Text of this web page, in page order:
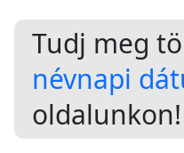
Tudj meg
névnapi
oldalunkon!